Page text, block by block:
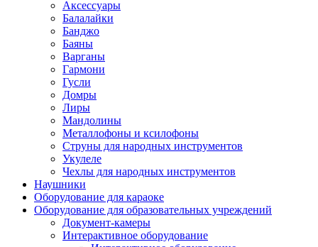
Аксессуары
Балалайки
Банджо
Баяны
Варганы
Гармони
Гусли
Домры
Лиры
Мандолины
Металлофоны и ксилофоны
Струны для народных инструментов
Укулеле
Чехлы для народных инструментов
Наушники
Оборудование для караоке
Оборудование для образовательных учреждений
Документ-камеры
Интерактивное оборудование